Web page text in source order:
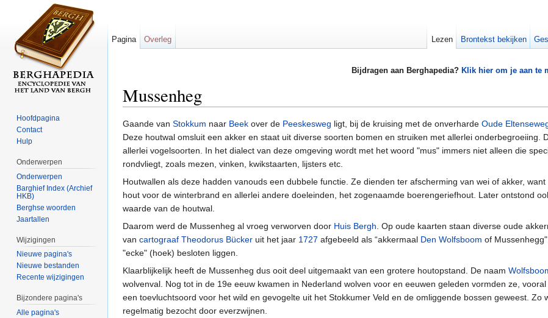
Bijdragen aan Berghapedia? Klik hier om je aan te
Mussenheg
Gaande van Stokkum naar Beek over de Peeskesweg ligt, bij de kruising met de onverharde Oude
Deze houtwal omsluit een akker en staat uit diverse soorten bomen en struiken met allerlei
allerlei vogelsoorten. In het dialect van deze omgeving wordt met het woord "mus" immers niet alleen die
rondvliegt, zoals mezen, vinken, kwikstaarten, lijsters etc.
Houtwallen als deze hadden vanouds een dubbele functie. Ze dienden ter afscherming van wei of akker,
hout voor de winterbrand en allerlei andere doeleinden, het zogenaamde boerengeriefhout. Later ontstond
waarde van de houtwal.
Daarom werd de Mussenheg al vroeg verworven door Huis Bergh. Op oude kaarten staan diverse oude
van cartograaf Theodorus Bücker uit het jaar 1727 afgebeeld als “akkermaal Den Wolfsboom of
"ecke" (hoek) besloten liggen.
Klaarblijkelijk heeft de Mussenheg dus ooit deel uitgemaakt van een grotere houtopstand. De naam
wolvenval. Nog tot in de 19e eeuw kwamen in Nederland wolven voor en eeuwen geleden vormden ze,
een toevluchtsoord voor het wild en gevogelte uit het Stokkumer Veld en de omliggende bossen geweest.
regelmatig bezocht door everzwijnen.
Pagina Overleg Lezen Brontekst bekijken
Hoofdpagina
Contact
Hulp
Onderwerpen
Onderwerpen
Barghief Index (Archief
HKB)
Berghse woorden
Jaartallen
Wijzigingen
Nieuwe pagina's
Nieuwe bestanden
Recente wijzigingen
Bijzondere pagina's
Alle pagina's